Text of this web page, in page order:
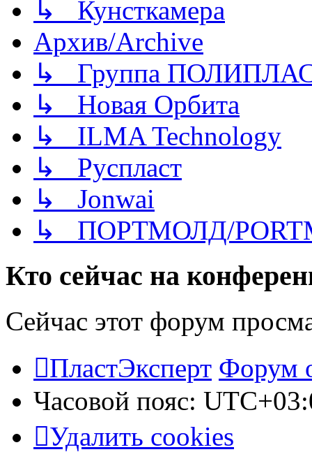
↳ Кунсткамера
Архив/Archive
↳ Группа
↳ Новая Орбита
↳ ILMA Technology
↳ Руспласт
↳ Jonwai
↳ ПОРТМОЛД/
Кто сейчас на
Сейчас этот форум
ПластЭксперт Форум
Часовой пояс:
Удалить cookies